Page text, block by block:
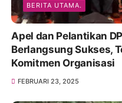
BERITA UTAMA.
Apel dan Pelantikan
Berlangsung Sukses,
Komitmen Organisasi
FEBRUARI 23, 2025